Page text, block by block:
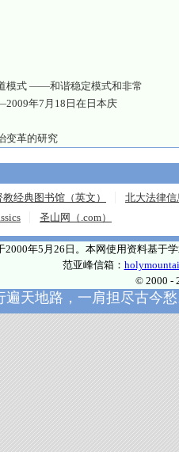
模式 ——和谐稳定模式和非常
年7月18日在日本庆
变革的研究
教经典图书馆（英文）
北大法律信
圣山网（.com）
2000年5月26日。本网使用资料基于
范亚峰信箱：
© 2000 -
遍天地路，一肩担尽古今